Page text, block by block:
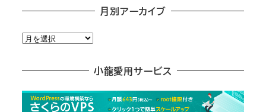
月別アーカイブ
月
カ
小龍愛用サービス